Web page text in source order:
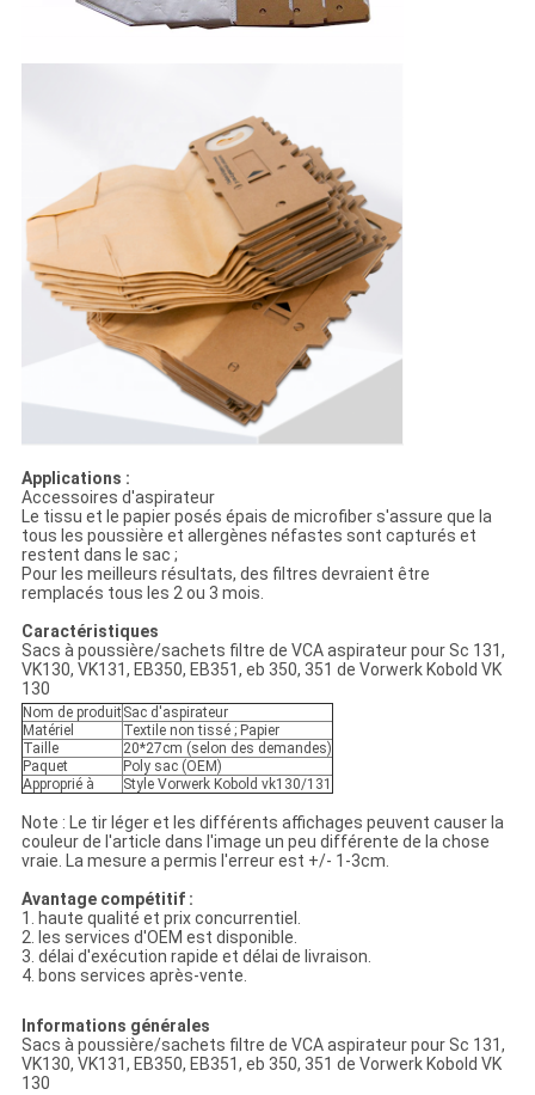
Applications :
Accessoires d'aspirateur
Le tissu et le papier posés épais de microfiber s'assure que la
tous les poussière et allergènes néfastes sont capturés et
restent dans le sac ;
Pour les meilleurs résultats, des filtres devraient être
remplacés tous les 2 ou 3 mois.
Caractéristiques
Sacs à poussière/sachets filtre de VCA aspirateur pour Sc 131,
VK130, VK131, EB350, EB351, eb 350, 351 de Vorwerk Kobold VK
130
Nom de produitSac d'aspirateur
Matériel
Textile non tissé ; Papier
Taille
20*27cm (selon des demandes)
Paquet
Poly sac (OEM)
Approprié à
Style Vorwerk Kobold vk130/131
Note : Le tir léger et les différents affichages peuvent causer la
couleur de l'article dans l'image un peu différente de la chose
vraie. La mesure a permis l'erreur est +/- 1-3cm.
Avantage compétitif :
1. haute qualité et prix concurrentiel.
2. les services d'OEM est disponible.
3. délai d'exécution rapide et délai de livraison.
4. bons services après-vente.
Informations générales
Sacs à poussière/sachets filtre de VCA aspirateur pour Sc 131,
VK130, VK131, EB350, EB351, eb 350, 351 de Vorwerk Kobold VK
130